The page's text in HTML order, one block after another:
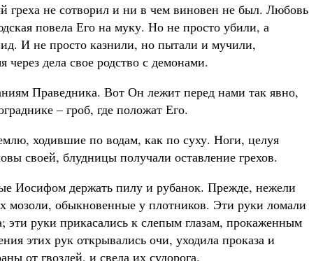
не сотворил и ни в чем виновен не был. Любовь
повела Его на муку. Но не просто убили, а
И не просто казнили, но пытали и мучили,
через дела свое родство с демонами.
Праведника. Вот Он лежит перед нами так явно,
– гроб, где положат Его.
ходившие по водам, как по суху. Ноги, целуя
своей, блудницы получали оставление грехов.
Иосифом держать пилу и рубанок. Прежде, нежели
мозоли, обыкновенные у плотников. Эти руки ломали
эти руки прикасались к слепым глазам, прокаженным
этих рук открывались очи, уходила проказа и
от гвоздей, и свела их судорога.